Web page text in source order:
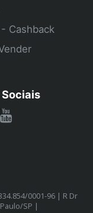
Cashback
Sociais
0001-96 | R Dr
SP |